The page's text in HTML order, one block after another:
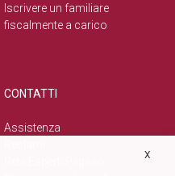
Iscrivere un familiare
fiscalmente a carico
CONTATTI
Assistenza
X